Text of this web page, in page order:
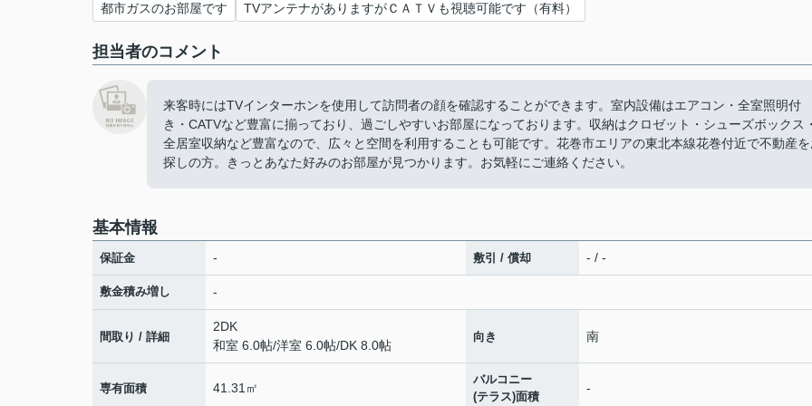
都市ガスのお部屋です TVアンテナがありますがＣＡＴＶも視聴可能です（有料）
担当者のコメント
来客時にはTVインターホンを使用して訪問者の顔を確認することができます。室内設備はエアコン・全室照明付
き・CATVなど豊富に揃っており、過ごしやすいお部屋になっております。収納はクロゼット・シューズボックス
全居室収納など豊富なので、広々と空間を利用することも可能です。花巻市エリアの東北本線花巻付近で不動産
探しの方。きっとあなた好みのお部屋が見つかります。お気軽にご連絡ください。
基本情報
保証金 - 敷引 / 償却 - / -
敷金積み増し -
間取り / 詳細
2DK
和室 6.0帖/洋室 6.0帖/DK 8.0帖
向き 南
専有面積 41.31㎡
バルコニー
(テラス)面積
-